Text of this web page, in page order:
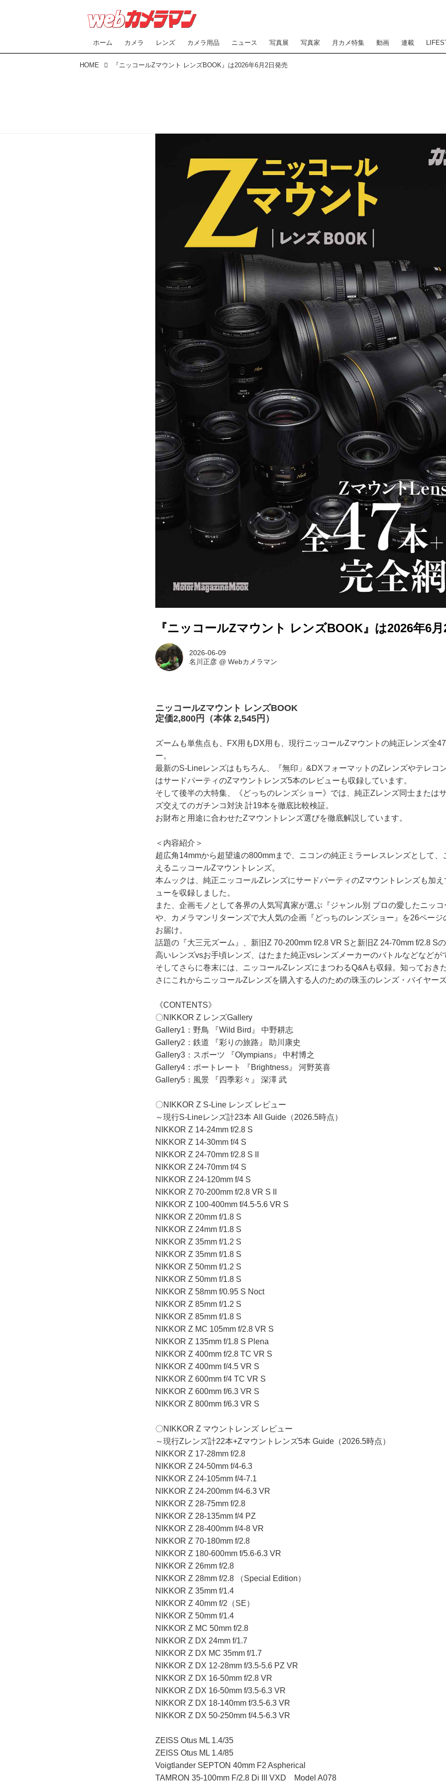
ホーム カメラ レンズ カメラ用品 ニュース 写真展 写真家 月カメ特集 動画 連載
HOME 『ニッコールZマウント レンズBOOK』は2026年6月2日発売
『ニッコールZマウント レンズBOOK』は2026年6
2026-06-09
名川正彦 @Webカメラマン
ニッコールZマウント レンズBOOK
定価2,800円（本体 2,545円）
ズームも単焦点も、FX用もDX用も、現行ニッコールZマウントの純正レンズ全
ー。
最新のS-Lineレンズはもちろん、『無印」&DXフォーマットのZレンズやテレコ
はサードパーティのZマウントレンズ5本のレビューも収録しています。
そして後半の大特集、《どっちのレンズショー》では、純正Zレンズ同士または
ズ交えてのガチンコ対決 計19本を徹底比較検証。
お財布と用途に合わせたZマウントレンズ選びを徹底解説しています。
＜内容紹介＞
超広角14mmから超望遠の800mmまで、ニコンの純正ミラーレスレンズとして、
えるニッコールZマウントレンズ。
本ムックは、純正ニッコールZレンズにサードパーティのZマウントレンズも加
ューを収録しました。
また、企画モノとして各界の人気写真家が選ぶ『ジャンル別 プロの愛したニッ
や、カメラマンリターンズで大人気の企画『どっちのレンズショー』を26ページ
お届け。
話題の『大三元ズーム』、新旧Z 70-200mm f/2.8 VR Sと新旧Z 24-70mm f/2.8 S
高いレンズvsお手頃レンズ、はたまた純正vsレンズメーカーのバトルなどなどが
そしてさらに巻末には、ニッコールZレンズにまつわるQ&Aも収録。知っておき
さにこれからニッコールZレンズを購入する人のための珠玉のレンズ・バイヤー
《CONTENTS》
〇NIKKOR Z レンズGallery
Gallery1：野鳥 『Wild Bird』 中野耕志
Gallery2：鉄道 『彩りの旅路』 助川康史
Gallery3：スポーツ 『Olympians』 中村博之
Gallery4：ポートレート 『Brightness』 河野英喜
Gallery5：風景 『四季彩々』 深澤 武
〇NIKKOR Z S-Line レンズ レビュー
～現行S-Lineレンズ計23本 All Guide（2026.5時点）
NIKKOR Z 14-24mm f/2.8 S
NIKKOR Z 14-30mm f/4 S
NIKKOR Z 24-70mm f/2.8 S II
NIKKOR Z 24-70mm f/4 S
NIKKOR Z 24-120mm f/4 S
NIKKOR Z 70-200mm f/2.8 VR S II
NIKKOR Z 100-400mm f/4.5-5.6 VR S
NIKKOR Z 20mm f/1.8 S
NIKKOR Z 24mm f/1.8 S
NIKKOR Z 35mm f/1.2 S
NIKKOR Z 35mm f/1.8 S
NIKKOR Z 50mm f/1.2 S
NIKKOR Z 50mm f/1.8 S
NIKKOR Z 58mm f/0.95 S Noct
NIKKOR Z 85mm f/1.2 S
NIKKOR Z 85mm f/1.8 S
NIKKOR Z MC 105mm f/2.8 VR S
NIKKOR Z 135mm f/1.8 S Plena
NIKKOR Z 400mm f/2.8 TC VR S
NIKKOR Z 400mm f/4.5 VR S
NIKKOR Z 600mm f/4 TC VR S
NIKKOR Z 600mm f/6.3 VR S
NIKKOR Z 800mm f/6.3 VR S
〇NIKKOR Z マウントレンズ レビュー
～現行Zレンズ計22本+Zマウントレンズ5本 Guide（2026.5時点）
NIKKOR Z 17-28mm f/2.8
NIKKOR Z 24-50mm f/4-6.3
NIKKOR Z 24-105mm f/4-7.1
NIKKOR Z 24-200mm f/4-6.3 VR
NIKKOR Z 28-75mm f/2.8
NIKKOR Z 28-135mm f/4 PZ
NIKKOR Z 28-400mm f/4-8 VR
NIKKOR Z 70-180mm f/2.8
NIKKOR Z 180-600mm f/5.6-6.3 VR
NIKKOR Z 26mm f/2.8
NIKKOR Z 28mm f/2.8 （Special Edition）
NIKKOR Z 35mm f/1.4
NIKKOR Z 40mm f/2（SE）
NIKKOR Z 50mm f/1.4
NIKKOR Z MC 50mm f/2.8
NIKKOR Z DX 24mm f/1.7
NIKKOR Z DX MC 35mm f/1.7
NIKKOR Z DX 12-28mm f/3.5-5.6 PZ VR
NIKKOR Z DX 16-50mm f/2.8 VR
NIKKOR Z DX 16-50mm f/3.5-6.3 VR
NIKKOR Z DX 18-140mm f/3.5-6.3 VR
NIKKOR Z DX 50-250mm f/4.5-6.3 VR
ZEISS Otus ML 1.4/35
ZEISS Otus ML 1.4/85
Voigtlander SEPTON 40mm F2 Aspherical
TAMRON 35-100mm F/2.8 Di III VXD Model A078